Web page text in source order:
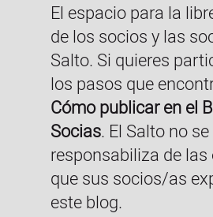
El espacio para la
de los socios y las
Salto. Si quieres
los pasos que
Cómo publicar en el
Socias. El Salto no se
responsabiliza de
que sus socios/as
este blog.